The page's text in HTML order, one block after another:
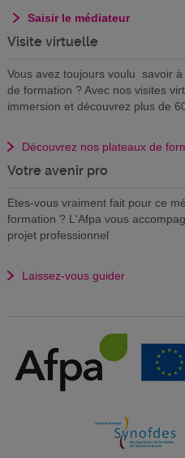
Saisir le médiateur
Visite virtuelle
Vous avez toujours voulu savoir
de formation ? Avec nos visites
immersion et découvrez plus de
Découvrez nos plateaux de
Votre avenir pro
Etes-vous vraiment fait pour ce
formation ? L'Afpa vous
projet professionnel
Laissez-vous guider